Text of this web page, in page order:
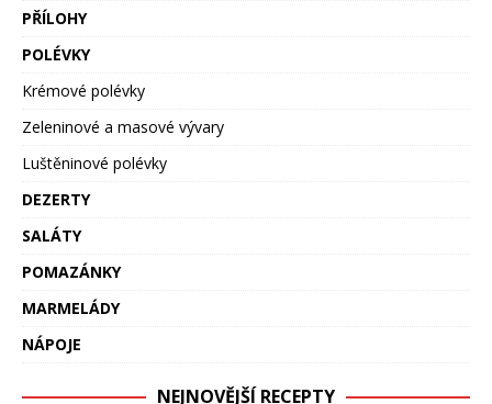
PŘÍLOHY
POLÉVKY
Krémové polévky
Zeleninové a masové vývary
Luštěninové polévky
DEZERTY
SALÁTY
POMAZÁNKY
MARMELÁDY
NÁPOJE
NEJNOVĚJŠÍ RECEPTY